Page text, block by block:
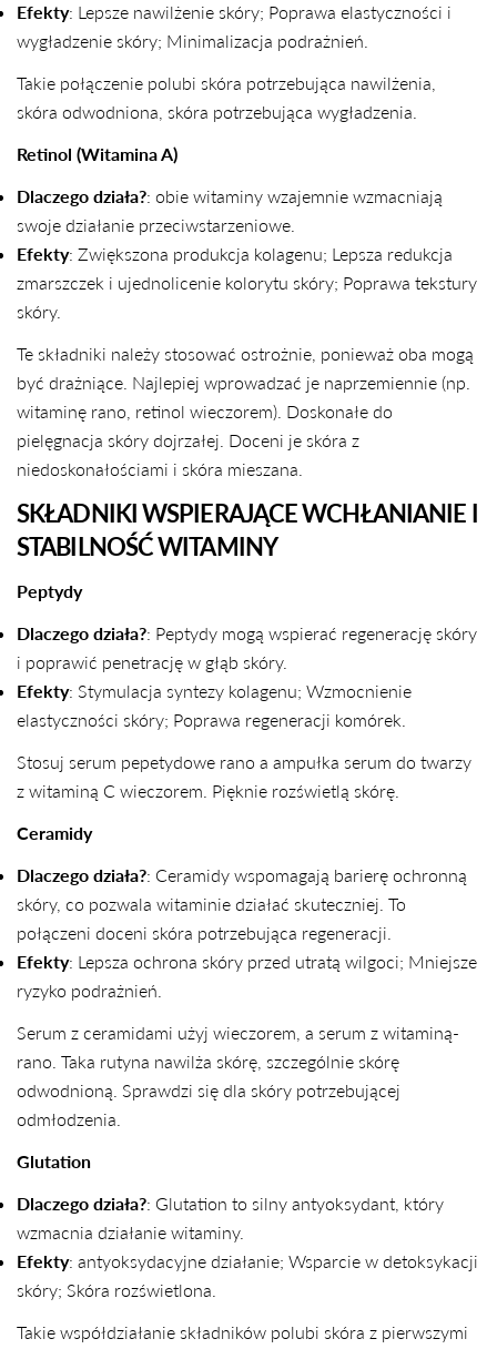
Efekty: Lepsze nawilżenie skóry; Poprawa elastyczności i
wygładzenie skóry; Minimalizacja podrażnień.
Takie połączenie polubi skóra potrzebująca nawilżenia,
skóra odwodniona, skóra potrzebująca wygładzenia.
Retinol (Witamina A)
Dlaczego działa?: obie witaminy wzajemnie wzmacniają
swoje działanie przeciwstarzeniowe.
Efekty: Zwiększona produkcja kolagenu; Lepsza redukcja
zmarszczek i ujednolicenie kolorytu skóry; Poprawa tekstury
skóry.
Te składniki należy stosować ostrożnie, ponieważ oba mogą
być drażniące. Najlepiej wprowadzać je naprzemiennie (np.
witaminę rano, retinol wieczorem). Doskonałe do
pielęgnacja skóry dojrzałej. Doceni je skóra z
niedoskonałościami i skóra mieszana.
SKŁADNIKI WSPIERAJĄCE WCHŁANIANIE I
STABILNOŚĆ WITAMINY
Peptydy
Dlaczego działa?: Peptydy mogą wspierać regenerację skóry
i poprawić penetrację w głąb skóry.
Efekty: Stymulacja syntezy kolagenu; Wzmocnienie
elastyczności skóry; Poprawa regeneracji komórek.
Stosuj serum pepetydowe rano a ampułka serum do twarzy
z witaminą C wieczorem. Pięknie rozświetlą skórę.
Ceramidy
Dlaczego działa?: Ceramidy wspomagają barierę ochronną
skóry, co pozwala witaminie działać skuteczniej. To
połączeni doceni skóra potrzebująca regeneracji.
Efekty: Lepsza ochrona skóry przed utratą wilgoci; Mniejsze
ryzyko podrażnień.
Serum z ceramidami użyj wieczorem, a serum z witaminą-
rano. Taka rutyna nawilża skórę, szczególnie skórę
odwodnioną. Sprawdzi się dla skóry potrzebującej
odmłodzenia.
Glutation
Dlaczego działa?: Glutation to silny antyoksydant, który
wzmacnia działanie witaminy.
Efekty: antyoksydacyjne działanie; Wsparcie w detoksykacji
skóry; Skóra rozświetlona.
Takie współdziałanie składników polubi skóra z pierwszymi